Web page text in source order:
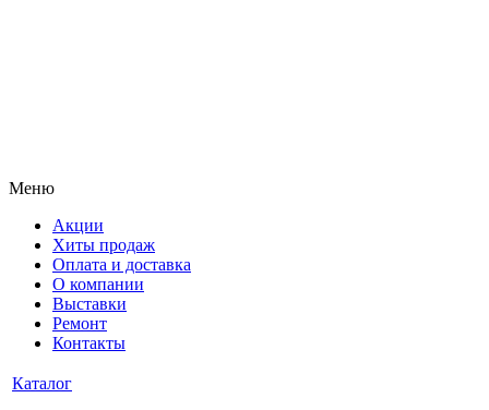
Меню
Акции
Хиты продаж
Оплата и доставка
О компании
Выставки
Ремонт
Контакты
Каталог